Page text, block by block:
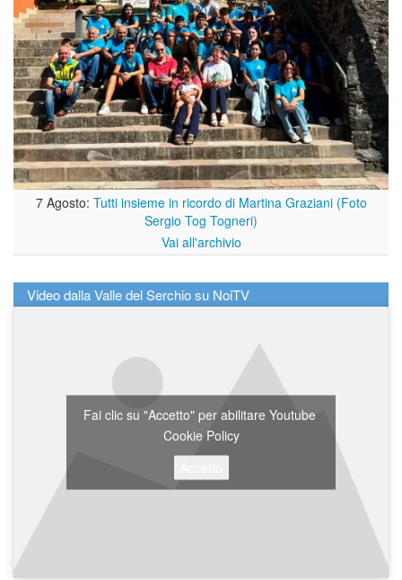
7 Agosto: Tutti insieme in ricordo di Martina Graziani (Foto
Sergio Tog Togneri)
Vai all'archivio
Video dalla Valle del Serchio su NoiTV
Fai clic su "Accetto" per abilitare Youtube
Cookie Policy